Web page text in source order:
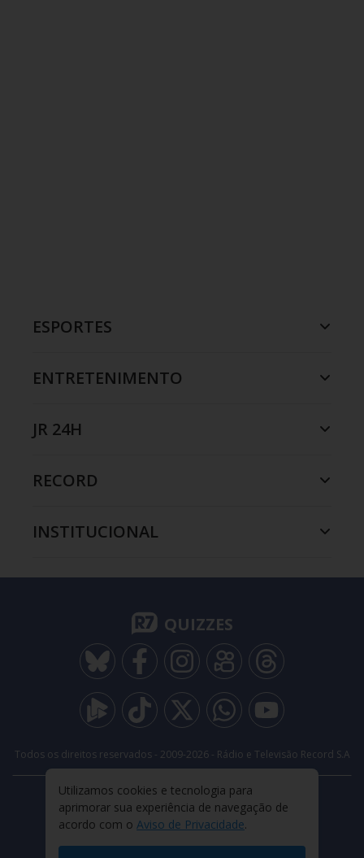
ESPORTES
ENTRETENIMENTO
JR 24H
RECORD
INSTITUCIONAL
QUIZZES
Todos os direitos reservados - 2009-2026- Rádio e Televisão Record S.A
FALE CONOSCO
PRIVACIDADE
TERMOS E CONDIÇÕES DE USO
Utilizamos cookies e tecnologia para
aprimorar sua experiência de navegação de
acordo com o Aviso de Privacidade.